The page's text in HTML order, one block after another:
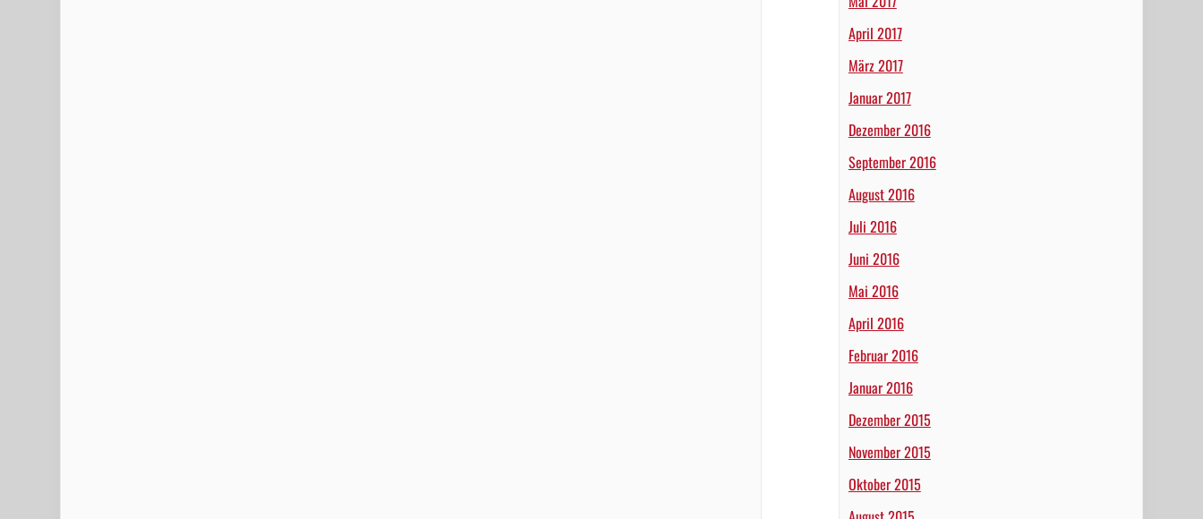
April 2017
März 2017
Januar 2017
Dezember 2016
September 2016
August 2016
Juli 2016
Juni 2016
Mai 2016
April 2016
Februar 2016
Januar 2016
Dezember 2015
November 2015
Oktober 2015